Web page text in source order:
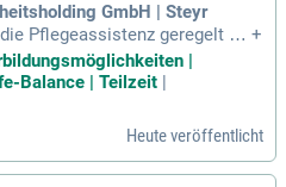
GmbH | Steyr
Pflegeassistenz geregelt si
bei der Tagesstrukt
inkl.
+
|
Balance | Teilzeit
Heute veröffentlicht